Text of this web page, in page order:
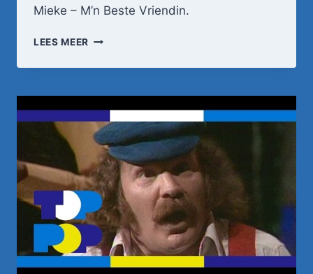
Mieke – M’n Beste Vriendin.
LEES MEER MIEKE
M'N
VRIENDIN